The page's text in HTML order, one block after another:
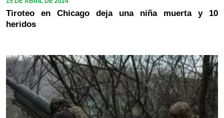
Tiroteo en Chicago deja una niña muerta y 10
heridos